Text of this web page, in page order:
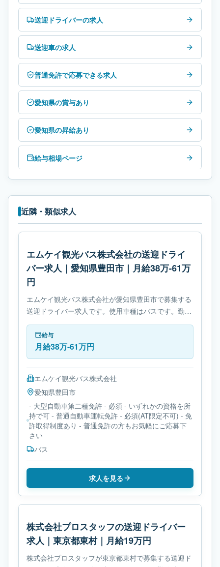
送迎ドライバーの求人
送迎車の求人
普通免許で応募できる求人
愛知県の賞与あり
愛知県の昇給あり
給与相場ページ
近隣・類似求人
エムケイ観光バス株式会社の送迎ドライ
バー求人｜愛知県豊田市｜月給38万-61万
円
エムケイ観光バス株式会社が愛知県豊田市で募集する
送迎ドライバー求人です。使用車種はバスです。勤務
時間は- 変形労働時間制です。必要免許は- 大型自動車
第二種免許です。
給与
月給38万-61万円
エムケイ観光バス株式会社
愛知県豊田市
- 大型自動車第二種免許 - 必須 - いずれかの資格を所
持で可 - 普通自動車運転免許 - 必須(AT限定不可) - 免
許取得制度あり - 普通免許の方もお気軽にご応募下
さい
バス
求人を見る
株式会社プロスタッフの送迎ドライバー
求人｜東京都東村｜月給19万円
株式会社プロスタッフが東京都東村で募集する送迎ド